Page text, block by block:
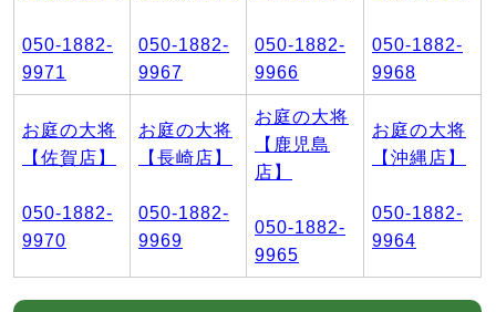
050-1882-
9971
050-1882-
9967
050-1882-
9966
050-1882-
9968
お庭の大将
【佐賀店】
050-1882-
9970
お庭の大将
【長崎店】
050-1882-
9969
お庭の大将
【鹿児島
店】
050-1882-
9965
お庭の大将
【沖縄店】
050-1882-
9964